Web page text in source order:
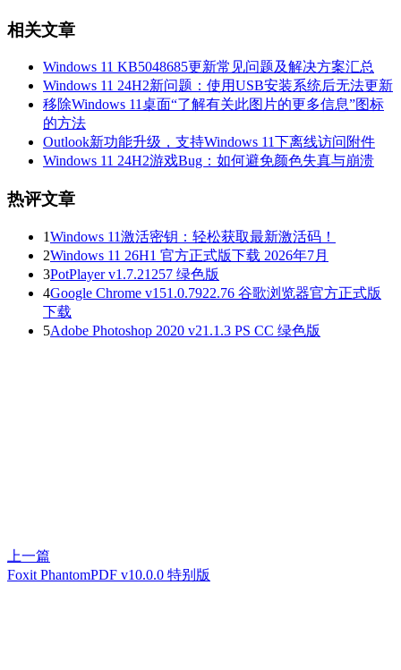
相关文章
Windows 11 KB5048685更新常见问题及解决方案汇总
Windows 11 24H2新问题：使用USB安装系统后无法更新
移除Windows 11桌面“了解有关此图片的更多信息”图标
的方法
Outlook新功能升级，支持Windows 11下离线访问附件
Windows 11 24H2游戏Bug：如何避免颜色失真与崩溃
热评文章
1Windows 11激活密钥：轻松获取最新激活码！
2Windows 11 26H1 官方正式版下载 2026年7月
3PotPlayer v1.7.21257 绿色版
4Google Chrome v151.0.7922.76 谷歌浏览器官方正式版
下载
5Adobe Photoshop 2020 v21.1.3 PS CC 绿色版
上一篇
Foxit PhantomPDF v10.0.0 特别版